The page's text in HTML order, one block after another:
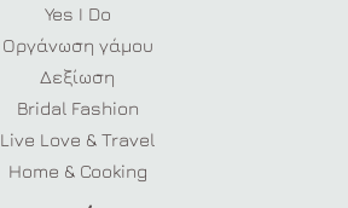
Yes I Do
Οργάνωση γάμου
Δεξίωση
Bridal Fashion
Live Love & Travel
Home & Cooking